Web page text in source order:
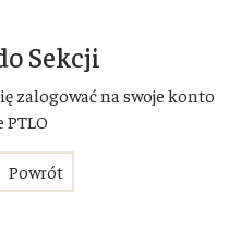
Sekcji
zalogować na swoje konto
PTLO
Powrót